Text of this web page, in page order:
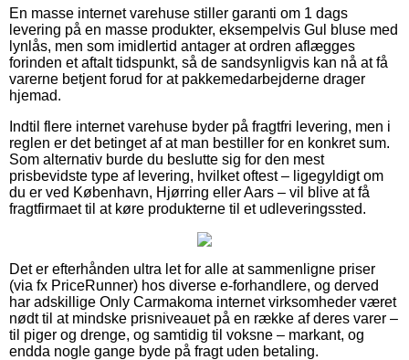
En masse internet varehuse stiller garanti om 1 dags
levering på en masse produkter, eksempelvis Gul bluse med
lynlås, men som imidlertid antager at ordren aflægges
forinden et aftalt tidspunkt, så de sandsynligvis kan nå at få
varerne betjent forud for at pakkemedarbejderne drager
hjemad.
Indtil flere internet varehuse byder på fragtfri levering, men i
reglen er det betinget af at man bestiller for en konkret sum.
Som alternativ burde du beslutte sig for den mest
prisbevidste type af levering, hvilket oftest – ligegyldigt om
du er ved København, Hjørring eller Aars – vil blive at få
fragtfirmaet til at køre produkterne til et udleveringssted.
Det er efterhånden ultra let for alle at sammenligne priser
(via fx PriceRunner) hos diverse e-forhandlere, og derved
har adskillige Only Carmakoma internet virksomheder været
nødt til at mindske prisniveauet på en række af deres varer –
til piger og drenge, og samtidig til voksne – markant, og
endda nogle gange byde på fragt uden betaling.